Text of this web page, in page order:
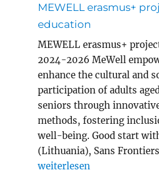
MEWELL erasmus+
education
MEWELL erasmus+
2024-2026 MeWell
enhance the cultural and
participation of adults
seniors through
methods, fostering
well-being. Good start
(Lithuania), Sans
„MEWELL erasmus+
weiterlesen